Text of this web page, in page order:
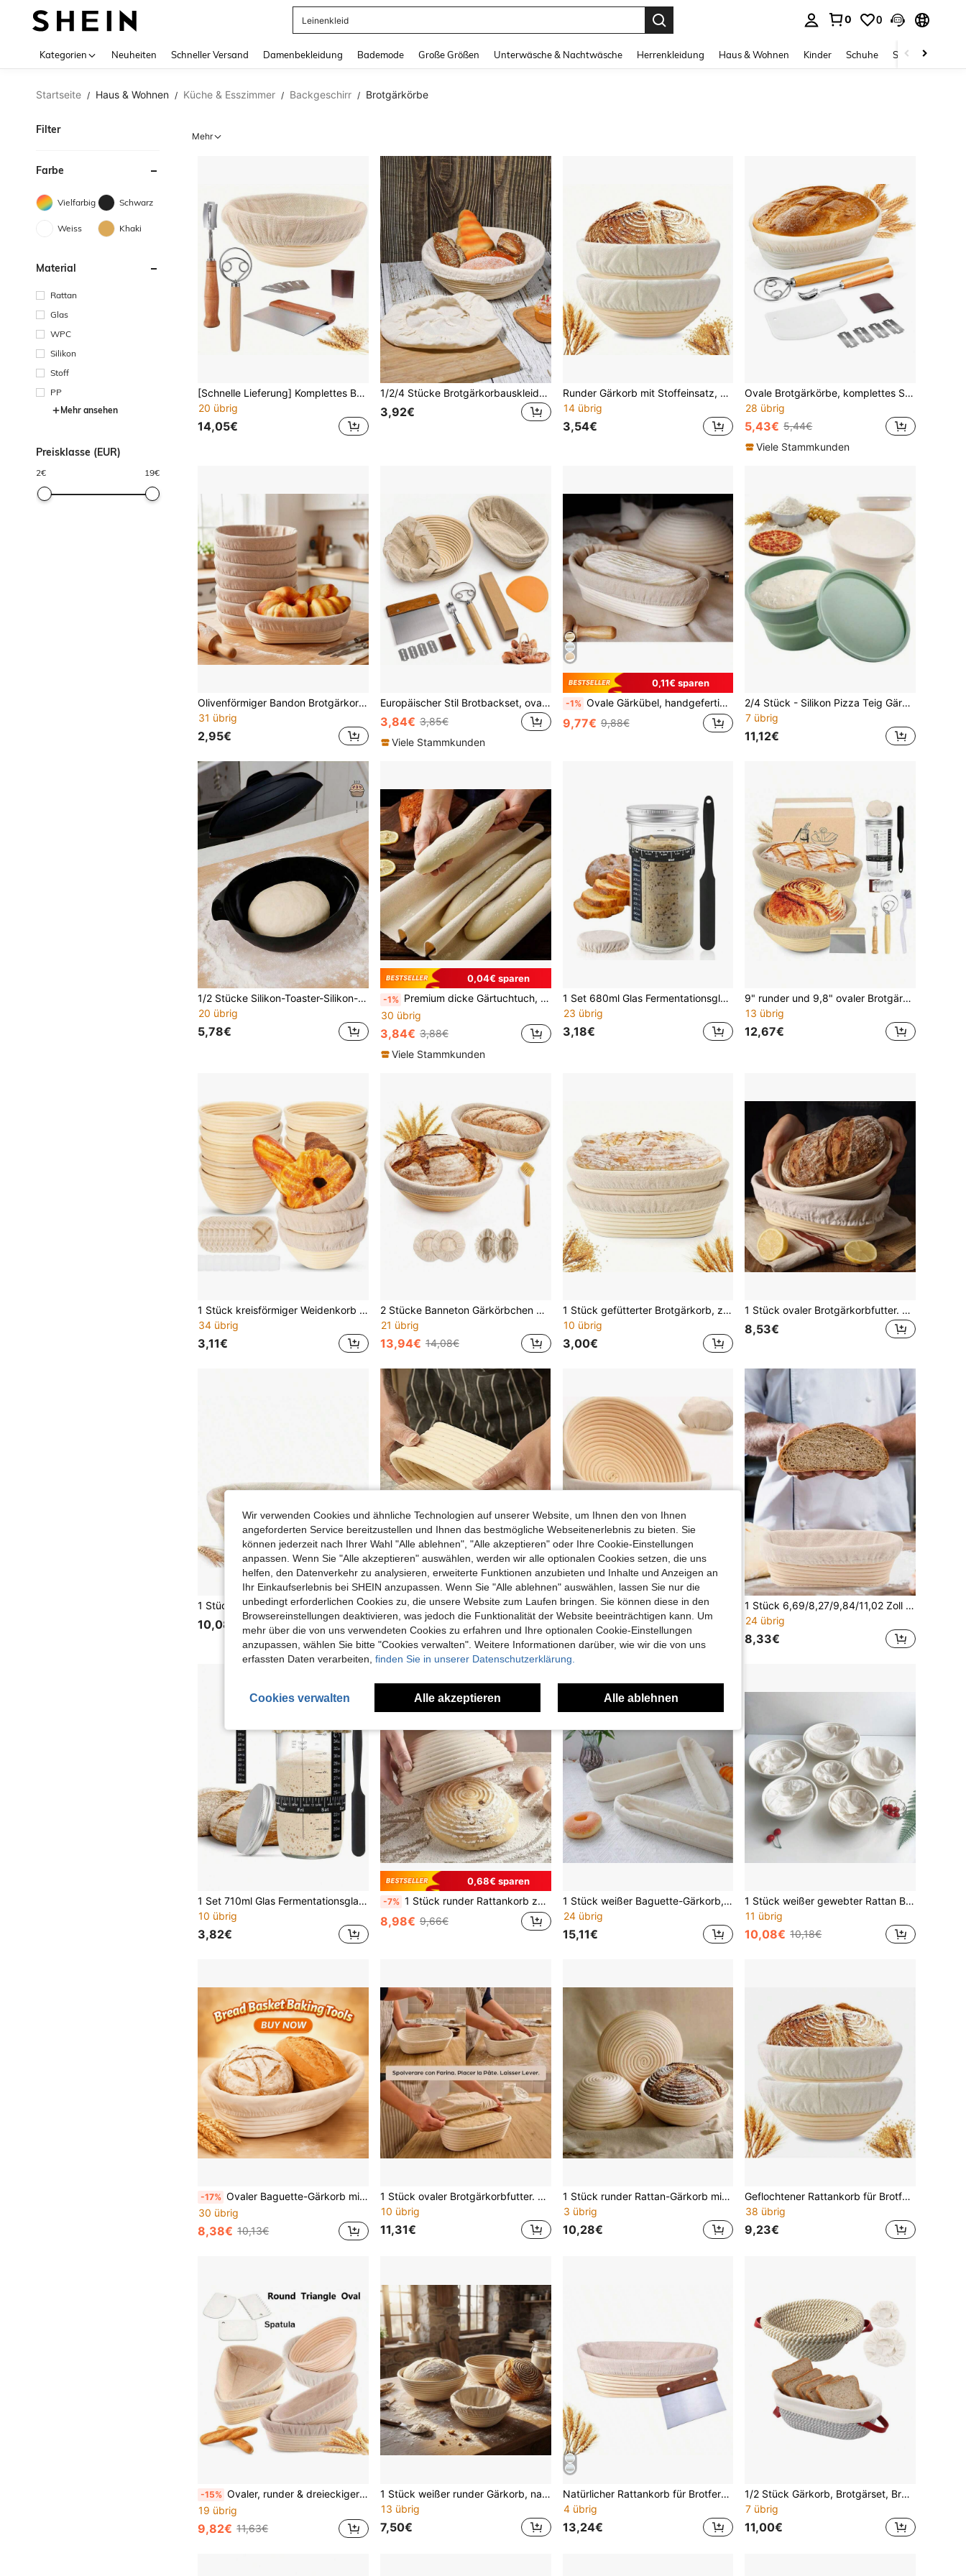
Sommertops
0 0
Kategorien Neuheiten Schneller Versand Damenbekleidung Bademode Große Größen Unterwäsche & Nachtwäsche Herrenkleidung Haus & Wohnen Kinder Schuhe Schmuck &
Startseite / Haus & Wohnen / Küche & Esszimmer / Backgeschirr / Brotgärkörbe
Filter
Farbe
Vielfarbig Schwarz
Weiss Khaki
Material
Rattan
Glas
WPC
Silikon
Stoff
PP
Mehr ansehen
Preisklasse (EUR)
2€ 19€
Mehr
[Schnelle Lieferung] Komplettes Brotbackwerkzeug-Set: 23 cm runder natürlicher Rattan Gärkorb-Set, inklusive Lame, Teigschaber und Leineneinlage - ideal für Heim- und Profibäcker
20 übrig
14,05€
1/2/4 Stücke Brotgärkorbauskleidung, Rattankorb Abdeckung zum Teigausrollen, für Baguettes, Laibe, Gebäck, selbstgemachtes Brot, ohne Korb
3,92€
Runder Gärkorb mit Stoffeinsatz, Küchenbackwerkzeug, geeignet für Heimback-Enthusiasten, Backzubehör
14 übrig
3,54€
Ovale Brotgärkörbe, komplettes Sauerteigbrot-Backsortiment für Anfänger & Profis, Brotbackzubehör-Set mit Tucheinlage, Brotscore, Schaber
28 übrig
5,43€ 5,44€
Viele Stammkunden
Olivenförmiger Bandon Brotgärkorb-Set, Hefebrot Backen Schüssel-Set, natürlicher Weiden Bandon Hefe Schüssel Korb mit Tuchboden und Mehlschaber, ideal für Bäcker.
31 übrig
2,95€
Europäischer Stil Brotbackset, ovale & runde Brotkörbchen, multifunktionales Backwerkzeug-Set
3,84€ 3,85€
Viele Stammkunden
0,11€ sparen
-1% Ovale Gärkübel, handgefertigter Rattankorb mit Stoffabdeckung, geeignet für Sauerteig-Backen - ideal für Halloween, Weihnachten, Thanksgiving Fermentation & Backform
9,77€ 9,88€
2/4 Stück - Silikon Pizza Teig Gärungsbehälter mit Deckel, faltbar stapelbar auslaufsicher wiederverwendbare Backaufbewahrungsbox zum Herstellen von Pizza, Brot und Teigformen, runder Küchenorganizer
7 übrig
11,12€
1/2 Stücke Silikon-Toaster-Silikon-Fermentationsschüssel Teigschüssel Dampfgarer Brotbackblech Küchenbackutensilien für Zuhause
20 übrig
5,78€
0,04€ sparen
-1% Premium dicke Gärtuchtuch, Baguette Gärunterlage, ideal für französisches Baguette und selbstgebackenes Brot - perfekte Teigfermentation erreichen, unverzichtbar für Küche und Catering, geeignet für Sauerteigbrot, Gebäck und mehr.
30 übrig
3,84€ 3,88€
Viele Stammkunden
1 Set 680ml Glas Fermentationsglas-Kit, mit Markierungen, Deckel, Schaber und Dichtung für Sauerteig-Starter, natürliche Hefe Blatt Fermentations-Kruke, Sojasauce Glas mit Deckel, Brot Backen Werkzeuge, Fermentations Glas, Saft Fermentations Glas, Fermentations Zubehör, Backen Accessoires
23 übrig
3,18€
9" runder und 9,8" ovaler Brotgärkorb, Glas Glas, Teigschaber, Reinigungsbürste, Einlage, Lame, Mixer, Brotgärset, Backzubehör, Küchenutensilien
13 übrig
12,67€
1 Stück kreisförmiger Weidenkorb mit Futter für Brotgärung, ein Korb zum Backen von Sauerteigbrot, ein multifunktionales Küchengerät, ein handgefertigter Brotprobenkorb, hergestellt aus natürlichem Weidenmaterial. Perfekt für Sauerteig- und Hefeteigbacken - ein unverzichtbares Backutensil für Heim- und Profianwender, Hefeteigbacken, handgefertigte Brotherstellung, Brotgärkorb, unverzichtbare Backutensilien, handgefertigte Backwerkzeuge, geeignet für 12 Monate.
34 übrig
3,11€
2 Stücke Banneton Gärkörbchen Set - 9 Zoll rund und 10 Zoll oval natürlicher Weiden Banneton Brotgärkörbchen - beinhaltet 6 Leineneinsätze - Reinigungsbürste - Sauerteig Backzubehör
21 übrig
13,94€ 14,08€
1 Stück gefütterter Brotgärkorb, zum Gären von Brotteig, multifunktionale geflochtene Brotform, handgefertigtes Backzubehör, hilft Ihnen beim Backen von perfektem Brot
10 übrig
3,00€
1 Stück ovaler Brotgärkorbfutter. Weidenkorb Brotgärkorbfutter, zum Trocknen und Aufbewahren.
8,53€
1 Stück Brotkörbchen mit Gärführung, Gärkörbchen aus natürlichem Rattan für Sauerteig und Brotbacken, Backzubehör und Küchenutensilien
10,08€
1 Stück weiße ovale Baguette-Gärschüssel - Weidenkorb mit Futter, multifunktionales Küchenwerkzeug, verschiedene Größen, geeignet für Brotfermentation und handgemachtes Brotbacken, langanhaltend und leicht zu reinigen, ideales Brotbackwerkzeug
39 übrig
8,65€
-5% 1 Stück geflochtener Rattankorb für Brotfermentation mit Einlage, Sauerteig-Backkorb, multifunktionales Küchenwerkzeug, in mehreren Größen erhältlich, geeignet zum Fermentieren von Hefeteig
9,04€ 9,52€
1 Stück 6,69/8,27/9,84/11,02 Zoll ovales Brot-Gärkorb-Set - Brot-Gärkorb mit Leinentuch-Abdeckung, multifunktionales Küchenwerkzeug, handgefertigter Brot-Gärkorb, perfekt für Sauerteig- und Hefebacken - unverzichtbares Backwerkzeug für Zuhause und Profis
24 übrig
8,33€
1 Set 710ml Glas Fermentationsglas-Set mit Markierungen und Deckel, inklusive Spachtel und Abdeckung, für Brotteig, Sauerteig, Kombucha, Sojasauce Fermentationskruke mit Deckel
10 übrig
3,82€
0,68€ sparen
-7% 1 Stück runder Rattankorb zum Brotgehen mit Einlage, Sauerteigbrot-Backkorb, handgefertigter Brotgärkorb, aus natürlichem Rattanmaterial, geeignet für Sauerteig- und Hefebacken, handwerkliches Backwerkzeug
8,98€ 9,66€
1 Stück weißer Baguette-Gärkorb, Sauerteig-Brotteig-Gärwerkzeug, Backzubehör. Handgefertigter natürlicher Weiden-Brotgärkorb mit Stoffbeutel, langanhaltend, antihaftend, leicht zu reinigen.
24 übrig
15,11€
1 Stück weißer gewebter Rattan Brotkörper, runde Form 16cm Durchmesser x 6cm Höhe, mit Stoffabdeckung, für Brotgärung Lagerung in Küche & Esszimmer, Backen
11 übrig
10,08€ 10,18€
-17% Ovaler Baguette-Gärkorb mit Liner-Beutel, 2-teiliges Set, Brot-Teig-Fermentationswerkzeug, Backzubehör, handgewebter Rattan-Brot-Gärkorb für Zuhause, mehrere Größen erhältlich, leicht zu reinigen, spülmaschinenfest
30 übrig
8,38€ 10,13€
1 Stück ovaler Brotgärkorbfutter. Rattan Brotgärkorb Futter, zum Trocknen und Aufbewahren verwendet.
10 übrig
11,31€
1 Stück runder Rattan-Gärkorb mit Liner, Sauerteig-Backkorb, handgefertigter Brotformkorb, natürliches Rattan-Material, geeignet für Sauerteig- und Hefebackwaren - unverzichtbares Backwerkzeug für Heim- und Profibäcker
3 übrig
10,28€
Geflochtener Rattankorb für Brotfermentation mit Einlage, geeignet zum Backen von Sauerteigbrot, multifunktionales Küchenwerkzeug, in mehreren Größen erhältlich, perfekt zum Fermentieren von Hefeteig
38 übrig
9,23€
-15% Ovaler, runder & dreieckiger Rattan-Gärkorb, natürliche Weidenkorb-Teigruheschale für Sauerteigbrot-Fermentation
19 übrig
9,82€ 11,63€
1 Stück weißer runder Gärkorb, natürlicher Weidenkorb mit Futterstoff zum Brotgären, Teigschüssel, Brotgärkorb, langanhaltend Backwerkzeug, geeignet für Brotbacken zuhause und für Anfänger, unverzichtbares Brotbackwerkzeug
13 übrig
7,50€
Natürlicher Rattankorb für Brotfermentation, europäischer Stil Fermentationsschale, handgewebter Rattankorb zur Aufbewahrung. Ovaler Brotgärkorb, Rattankorb für Fermentation, verwendet für Brotbacken, Backen, Fermentation, Backwerkzeuge, Küchenzubehör
4 übrig
13,24€
1/2 Stück Gärkorb, Brotgärset, Brotstarterkorb, Sauerteig Gärkorb, mit Zwischenfutter und Abdecktuch, für Teig, Brot, Baguette, russisches Brot und europäisches Brotbacken und Gären, mit Griff - einfach zu verstauen, ideale Backwerkzeuge für Familie, Küche zuhause, Geburtstagsfest, Bäckerei, Weihnachten, Halloween, Erntedank, Muttertag, Ostern Geschenke, Backzubehör (rund/oval)
7 übrig
11,00€
Wir verwenden Cookies und ähnliche Technologien auf unserer Website, um Ihnen den von Ihnen
angeforderten Service bereitzustellen und Ihnen das bestmögliche Webseitenerlebnis zu bieten. Sie
können jederzeit nach Ihrer Wahl "Alle ablehnen", "Alle akzeptieren" oder Ihre Cookie-Einstellungen
anpassen. Wenn Sie "Alle akzeptieren" auswählen, werden wir alle optionalen Cookies setzen, die uns
helfen, den Datenverkehr zu analysieren, erweiterte Funktionen anzubieten und Inhalte und Anzeigen an
Ihr Einkaufserlebnis bei SHEIN anzupassen. Wenn Sie "Alle ablehnen" auswählen, lassen Sie nur die
unbedingt erforderlichen Cookies zu, die unsere Website zum Laufen bringen. Sie können diese in den
Browsereinstellungen deaktivieren, was jedoch die Funktionalität der Website beeinträchtigen kann. Um
mehr über die von uns verwendeten Cookies zu erfahren und Ihre optionalen Cookie-Einstellungen
anzupassen, wählen Sie bitte "Cookies verwalten". Weitere Informationen darüber, wie wir die von uns
erfassten Daten verarbeiten, finden Sie in unserer Datenschutzerklärung.
Cookies verwalten Alle akzeptieren Alle ablehnen